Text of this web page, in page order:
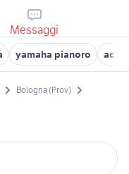
Messaggi
yamaha pianoro
Bologna (Prov)